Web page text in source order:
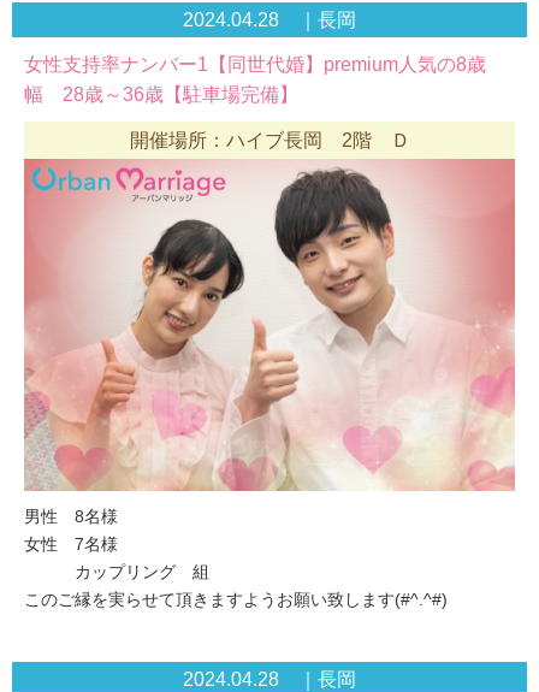
2024.04.28 ｜長岡
女性支持率ナンバー1【同世代婚】premium人気の8歳
幅 28歳～36歳【駐車場完備】
開催場所：ハイブ長岡 2階 Ｄ
男性 8名様
女性 7名様
カップリング 組
このご縁を実らせて頂きますようお願い致します(#^.^#)
2024.04.28 ｜長岡